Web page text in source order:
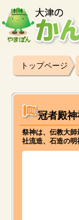
トップページ
冠者殿神
祭神は、伝教大
社流造、石造の